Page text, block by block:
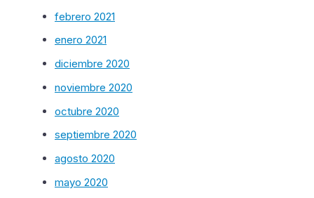
febrero 2021
enero 2021
diciembre 2020
noviembre 2020
octubre 2020
septiembre 2020
agosto 2020
mayo 2020